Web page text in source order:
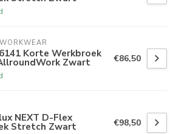
Korte Werkbroek
Zwart €86,50
NEXT D-Flex
Stretch Zwart €98,50